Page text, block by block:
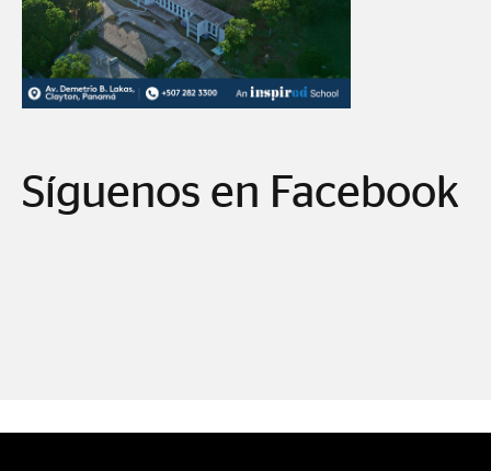
Síguenos en Facebook